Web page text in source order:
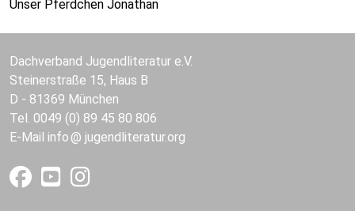
Unser Pferdchen Jonathan
Dachverband Jugendliteratur e.V.
Steinerstraße 15, Haus B
D - 81369 München
Tel. 0049 (0) 89 45 80 806
E-Mail info jugendliteratur.org